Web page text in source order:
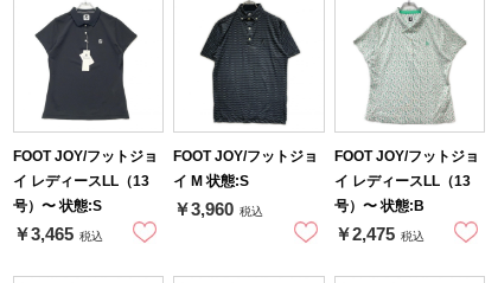
FOOT JOY/フットジョ
イ レディースLL（13
号）〜 状態:S
￥3,465 税込
FOOT JOY/フットジョ
イ M 状態:S
￥3,960 税込
FOOT JOY/フットジョ
イ レディースLL（13
号）〜 状態:B
￥2,475 税込